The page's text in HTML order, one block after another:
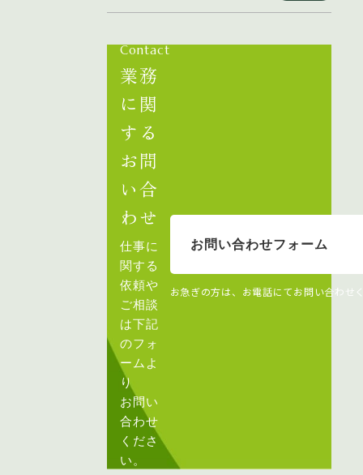
Contact
業務
に関
する
お問
い合
わせ
仕事に
関する
依頼や
ご相談
は下記
のフォ
ームよ
り
お問い
合わせ
くださ
い。
お問い合わせフォーム
お急ぎの方は、お電話にてお問い合わせ